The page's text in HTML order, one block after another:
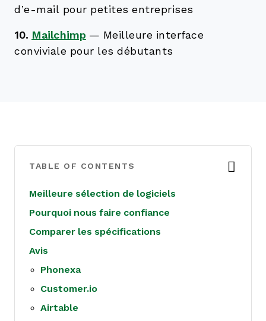
d’e-mail pour petites entreprises
10. Mailchimp — Meilleure interface
conviviale pour les débutants
TABLE OF CONTENTS
Meilleure sélection de logiciels
Pourquoi nous faire confiance
Comparer les spécifications
Avis
Phonexa
Customer.io
Airtable